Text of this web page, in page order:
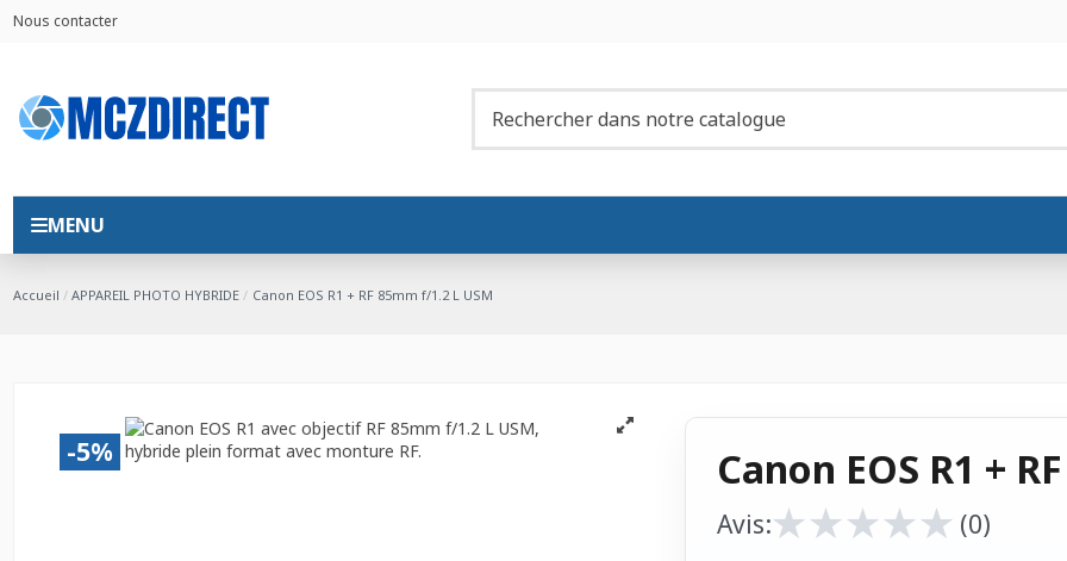
Nous contacter
MENU
Accueil APPAREIL PHOTO HYBRIDE Canon EOS R1 + RF 85mm f/1.2 L USM
-5% Canon EOS R1 +
Avis:★
★★
★★
★★
★★
★ (0)